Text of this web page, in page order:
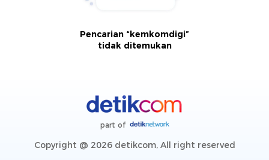
Pencarian “kemkomdigi”
tidak ditemukan
part of
Copyright @ 2026 detikcom, All right reserved